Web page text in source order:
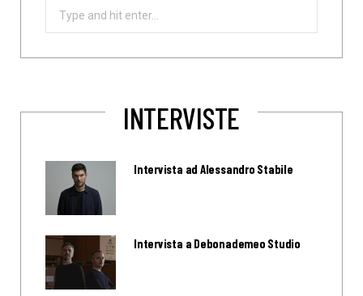
Search
INTERVISTE
Intervista ad Alessandro Stabile
Intervista a Debonademeo Studio